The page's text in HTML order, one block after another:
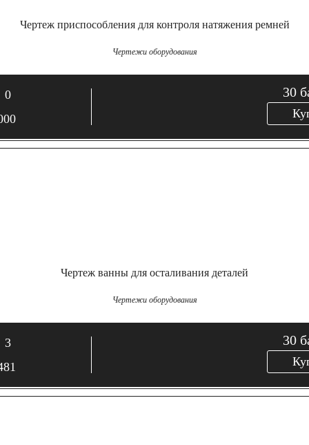
Чертеж приспособления для контроля натяжения ремней
Чертежи оборудования
0
30
Чертеж ванны для осталивания деталей
Чертежи оборудования
3
30